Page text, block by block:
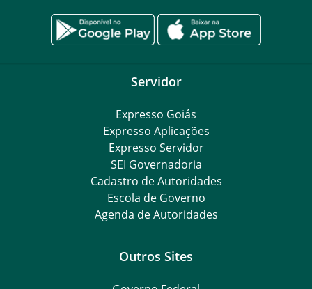
Servidor
Expresso Goiás
Expresso Aplicações
Expresso Servidor
SEI Governadoria
Cadastro de Autoridades
Escola de Governo
Agenda de Autoridades
Outros Sites